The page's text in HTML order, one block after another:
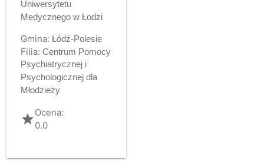
Uniwersytetu
Medycznego w Łodzi
Gmina: Łódź-Polesie
Filia: Centrum Pomocy
Psychiatrycznej i
Psychologicznej dla
Młodzieży
gradeOcena:
0.0